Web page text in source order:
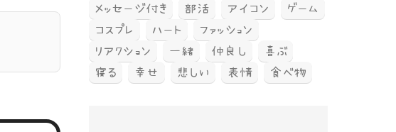
メッセージ付き
部活 アイコン
ゲーム
コスプレ
ハート
ファッション
リアクション
一緒 仲良し
喜ぶ
寝る
幸せ 悲しい 表情 食べ物